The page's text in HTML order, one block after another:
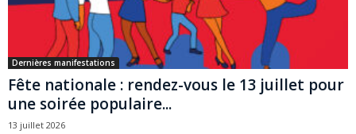
Dernières manifestations
Fête nationale : rendez-vous le 13 juillet pour
une soirée populaire...
13 juillet 2026